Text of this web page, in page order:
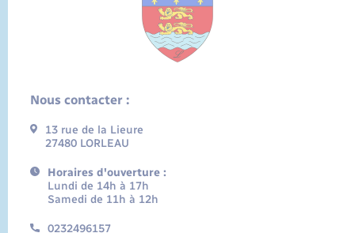
Nous contacter :
13 rue de la Lieure
27480 LORLEAU
Horaires d'ouverture :
Lundi de 14h à 17h
Samedi de 11h à 12h
0232496157